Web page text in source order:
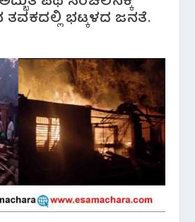
ತವಕದಲ್ಲಿ ಭಟ್ಕಳದ ಜನತೆ.